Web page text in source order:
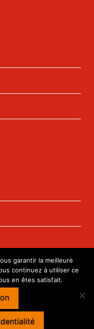
- LE BAN SAINT MARTIN –
Déclic communication
garantir la meilleure
continuez à utiliser ce
en êtes satisfait.